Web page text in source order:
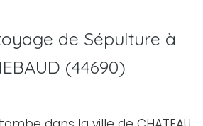
de Sépulture à
(44690)